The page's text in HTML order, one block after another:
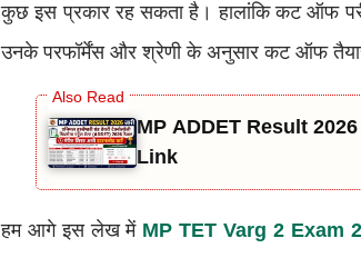
कुछ इस प्रकार रह सकता है। हालांकि कट ऑफ
उनके परफॉर्मेंस और श्रेणी के अनुसार कट ऑफ तैयार
MP ADDET Result
Link
हम आगे इस लेख में MP TET Varg 2 Exam